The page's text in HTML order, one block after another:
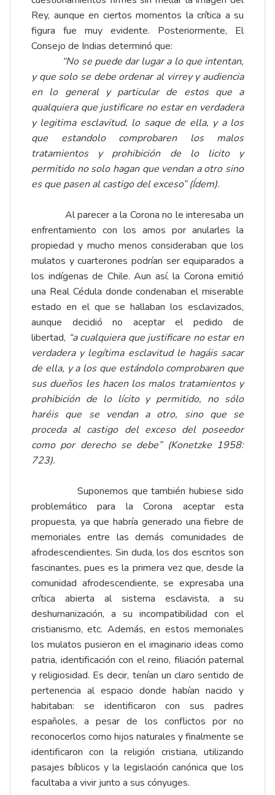
Rey, aunque en ciertos momentos la crítica a su
figura fue muy evidente. Posteriormente, El
Consejo de Indias determinó que:
“No se puede dar lugar a lo que intentan,
y que solo se debe ordenar al virrey y audiencia
en lo general y particular de estos que a
qualquiera que justificare no estar en verdadera
y legitima esclavitud, lo saque de ella, y a los
que estandolo comprobaren los malos
tratamientos y prohibición de lo licito y
permitido no solo hagan que vendan a otro sino
es que pasen al castigo del exceso” (Ídem).
Al parecer a la Corona no le interesaba un
enfrentamiento con los amos por anularles la
propiedad y mucho menos consideraban que los
mulatos y cuarterones podrían ser equiparados a
los indígenas de Chile. Aun así, la Corona emitió
una Real Cédula donde condenaban el miserable
estado en el que se hallaban los esclavizados,
aunque decidió no aceptar el pedido de
libertad, “a cualquiera que justificare no estar en
verdadera y legítima esclavitud le hagáis sacar
de ella, y a los que estándolo comprobaren que
sus dueños les hacen los malos tratamientos y
prohibición de lo lícito y permitido, no sólo
haréis que se vendan a otro, sino que se
proceda al castigo del exceso del poseedor
como por derecho se debe” (Konetzke 1958:
723).
Suponemos que también hubiese sido
problemático para la Corona aceptar esta
propuesta, ya que habría generado una fiebre de
memoriales entre las demás comunidades de
afrodescendientes. Sin duda, los dos escritos son
fascinantes, pues es la primera vez que, desde la
comunidad afrodescendiente, se expresaba una
crítica abierta al sistema esclavista, a su
deshumanización, a su incompatibilidad con el
cristianismo, etc. Además, en estos memoriales
los mulatos pusieron en el imaginario ideas como
patria, identificación con el reino, filiación paternal
y religiosidad. Es decir, tenían un claro sentido de
pertenencia al espacio donde habían nacido y
habitaban: se identificaron con sus padres
españoles, a pesar de los conflictos por no
reconocerlos como hijos naturales y finalmente se
identificaron con la religión cristiana, utilizando
pasajes bíblicos y la legislación canónica que los
facultaba a vivir junto a sus cónyuges.